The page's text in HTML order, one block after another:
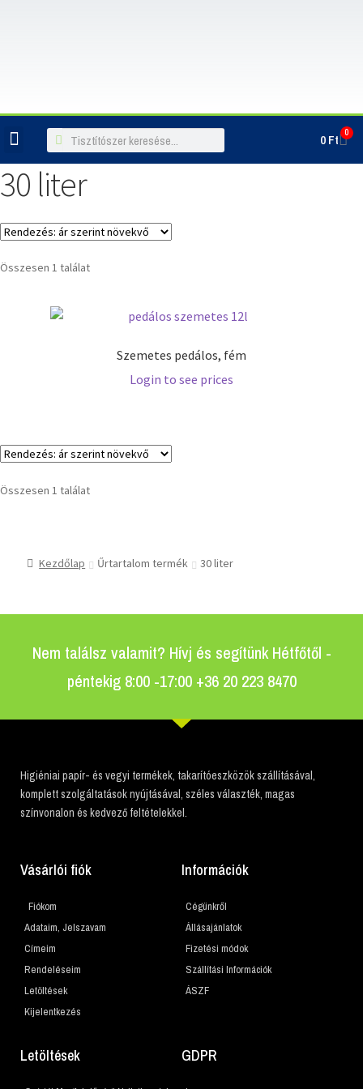
0Ft 0
30 liter
Összesen 1 találat
Szemetes pedálos, fém
Login to see prices
Összesen 1 találat
Kezdőlap Űrtartalom termék 30 liter
Nem találsz valamit? Hívj és segítünk Hétfőtől -
péntekig 8:00 -17:00 +36 20 223 8470
Higiéniai papír- és vegyi termékek, takarítóeszközök szállításával,
komplett szolgáltatások nyújtásával, széles választék, magas
színvonalon és kedvező feltételekkel.
Vásárlói fiók
Fiókom
Adataim, Jelszavam
Címeim
Rendeléseim
Letöltések
Kijelentkezés
Információk
Cégünkről
Állásajánlatok
Fizetési módok
Szállítási Információk
ÁSZF
Letöltések GDPR